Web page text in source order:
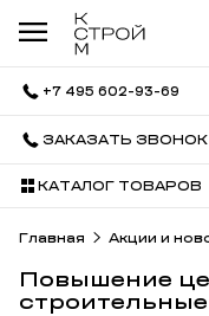
+7 495 602-93-69
ЗАКАЗАТЬ ЗВОНОК
КАТАЛОГ ТОВАРОВ
Главная Акции и
Повышение